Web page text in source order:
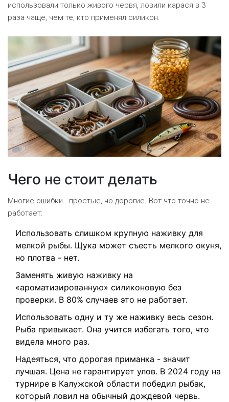
использовали только живого червя, ловили карася в 3
раза чаще, чем те, кто применял силикон.
Чего не стоит делать
Многие ошибки - простые, но дорогие. Вот что точно не
работает:
Использовать слишком крупную наживку для
мелкой рыбы. Щука может съесть мелкого окуня,
но плотва - нет.
Заменять живую наживку на
«ароматизированную» силиконовую без
проверки. В 80% случаев это не работает.
Использовать одну и ту же наживку весь сезон.
Рыба привыкает. Она учится избегать того, что
видела много раз.
Надеяться, что дорогая приманка - значит
лучшая. Цена не гарантирует улов. В 2024 году на
турнире в Калужской области победил рыбак,
который ловил на обычный дождевой червь.